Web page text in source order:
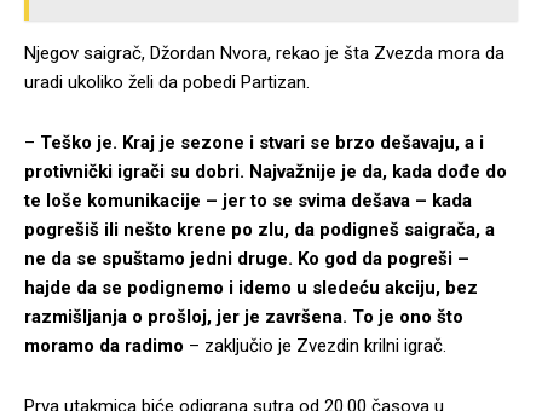
Njegov saigrač, Džordan Nvora, rekao je šta Zvezda mora da
uradi ukoliko želi da pobedi Partizan.
– Teško je. Kraj je sezone i stvari se brzo dešavaju, a i
protivnički igrači su dobri. Najvažnije je da, kada dođe do
te loše komunikacije – jer to se svima dešava – kada
pogrešiš ili nešto krene po zlu, da podigneš saigrača, a
ne da se spuštamo jedni druge. Ko god da pogreši –
hajde da se podignemo i idemo u sledeću akciju, bez
razmišljanja o prošloj, jer je završena. To je ono što
moramo da radimo – zaključio je Zvezdin krilni igrač.
Prva utakmica biće odigrana sutra od 20.00 časova u